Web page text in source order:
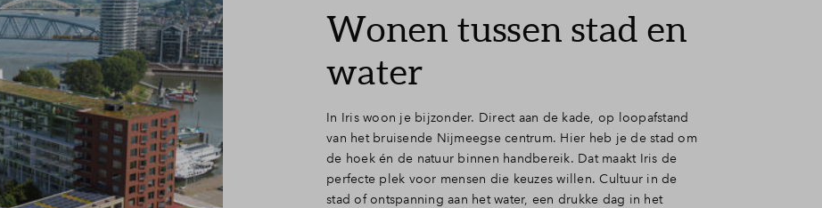
Wonen tussen stad en
water
In Iris woon je bijzonder. Direct aan de kade, op loopafstand
van het bruisende Nijmeegse centrum. Hier heb je de stad om
de hoek én de natuur binnen handbereik. Dat maakt Iris de
perfecte plek voor mensen die keuzes willen. Cultuur in de
stad of ontspanning aan het water, een drukke dag in het